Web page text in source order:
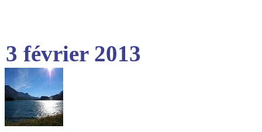
3 février 2013